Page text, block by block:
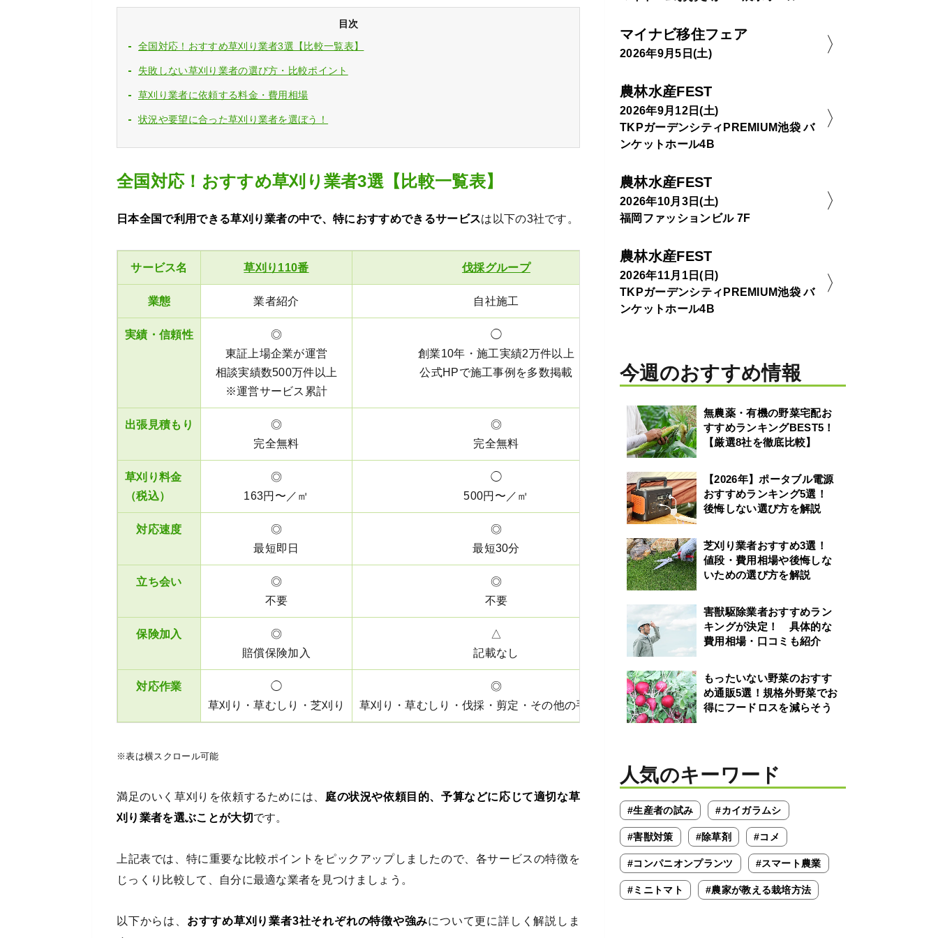
目次
全国対応！おすすめ草刈り業者3選【比較一覧表】
失敗しない草刈り業者の選び方・比較ポイント
草刈り業者に依頼する料金・費用相場
状況や要望に合った草刈り業者を選ぼう！
全国対応！おすすめ草刈り業者3選【比較一覧表】
日本全国で利用できる草刈り業者の中で、特におすすめできるサービスは以下の3社です。
サービス名 草刈り110番 伐採グループ
業態 業者紹介 自社施工 業者紹介
実績・信頼性
◎
東証上場企業が運営
相談実績数500万件以上
※運営サービス累計
◯
創業10年・施工実績2万件以上
公式HPで施工事例を多数掲載
1,500社以上の優良業者と提携
出張見積もり
◎
完全無料
◎
完全無料
◎
完全無料
草刈り料金
（税込）
◎
163円〜／㎡
◯
500円〜／㎡
◯
550円〜
対応速度
◎
最短即日
◎
最短30分
最短5分
立ち会い
◎
不要
◎
不要
◎
保険加入
◎
賠償保険加入
△
記載なし
△
対応作業
◯
草刈り・草むしり・芝刈り
◎
草刈り・草むしり・伐採・剪定・その他の手入れ全般
◎
草刈り・芝刈り・伐採・剪定・その他の手入れ全般
※表は横スクロール可能
満足のいく草刈りを依頼するためには、 庭の状況や依頼目的、予算などに応じて適切な草
刈り業者を選ぶことが大切です。
上記表では、特に重要な比較ポイントをピックアップしましたので、各サービスの特徴を
じっくり比較して、自分に最適な業者を見つけましょう。
以下からは、 おすすめ草刈り業者3社それぞれの特徴や強みについて更に詳しく解説しま
マイナビ移住フェア
2026年9月5日(土)
農林水産FEST
2026年9月12日(土)
TKPガーデンシティPREMIUM池袋 バ
ンケットホール4B
農林水産FEST
2026年10月3日(土)
福岡ファッションビル 7F
農林水産FEST
2026年11月1日(日)
TKPガーデンシティPREMIUM池袋 バ
ンケットホール4B
今週のおすすめ情報
無農薬・有機の野菜宅配お
すすめランキングBEST5！
【厳選8社を徹底比較】
【2026年】ポータブル電源
おすすめランキング5選！
後悔しない選び方を解説
芝刈り業者おすすめ3選！
値段・費用相場や後悔しな
いための選び方を解説
害獣駆除業者おすすめラン
キングが決定！ 具体的な
費用相場・口コミも紹介
もったいない野菜のおすす
め通販5選！規格外野菜でお
得にフードロスを減らそう
人気のキーワード
#生産者の試み #カイガラムシ
#害獣対策 #除草剤 #コメ
#コンパニオンプランツ #スマート農業
#ミニトマト #農家が教える栽培方法